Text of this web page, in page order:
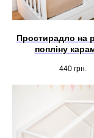
Простирадло на
попліну
440 грн.